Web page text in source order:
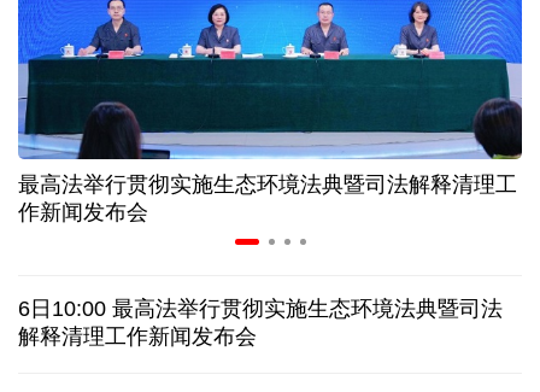
非必要不乱花 医保个人账户里的钱如何用在刀刃上
"校园贷"换上"新马甲" 警惕暑假期间网络消费陷阱
2026暑期档票房破85亿 已连续30天单日票房破亿
探访泰缅“死亡铁路”，见证日本军国主义侵略罪行
最高法举行贯彻实施生态环境法典暨司法解释清理工
作新闻发布会
6日10:00 最高法举行贯彻实施生态环境法典暨司法
解释清理工作新闻发布会